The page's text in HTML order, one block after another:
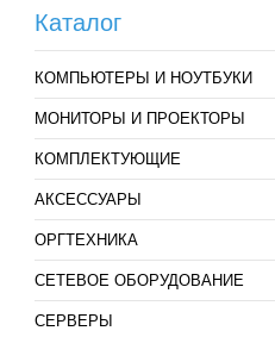
Каталог
КОМПЬЮТЕРЫ И НОУТБУКИ
МОНИТОРЫ И ПРОЕКТОРЫ
КОМПЛЕКТУЮЩИЕ
АКСЕССУАРЫ
ОРГТЕХНИКА
СЕТЕВОЕ ОБОРУДОВАНИЕ
СЕРВЕРЫ